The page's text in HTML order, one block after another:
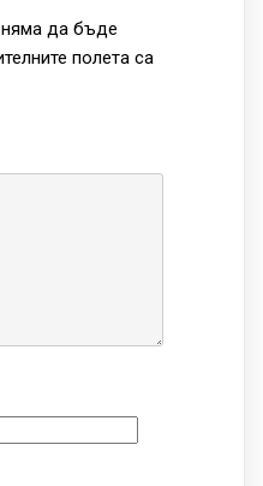
да бъде
полета са